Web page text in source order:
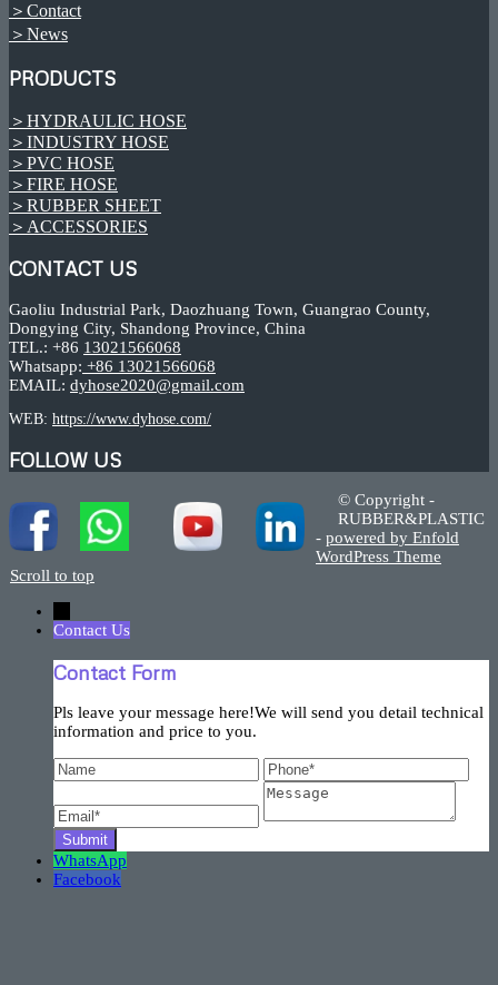
＞Contact
＞News
PRODUCTS
＞HYDRAULIC HOSE
＞INDUSTRY HOSE
＞PVC HOSE
＞FIRE HOSE
＞RUBBER SHEET
＞ACCESSORIES
CONTACT US
Gaoliu Industrial Park, Daozhuang Town, Guangrao County,
Dongying City, Shandong Province, China
TEL.: +86 13021566068
Whatsapp: +86 13021566068
EMAIL: dyhose2020@gmail.com
WEB: https://www.dyhose.com/
FOLLOW US
© Copyright -
RUBBER&PLASTIC
- powered by Enfold
WordPress Theme
Scroll to top
Contact Us
Contact Form
Pls leave your message here!We will send you detail technical
information and price to you.
WhatsApp
Facebook